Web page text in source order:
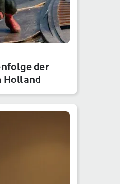
der
Holland